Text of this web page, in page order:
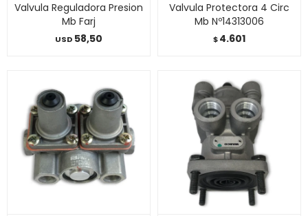
Valvula Reguladora Presion
Mb Farj
USD 58,50
Valvula Protectora 4 Circ
Mb Nº14313006
$4.601